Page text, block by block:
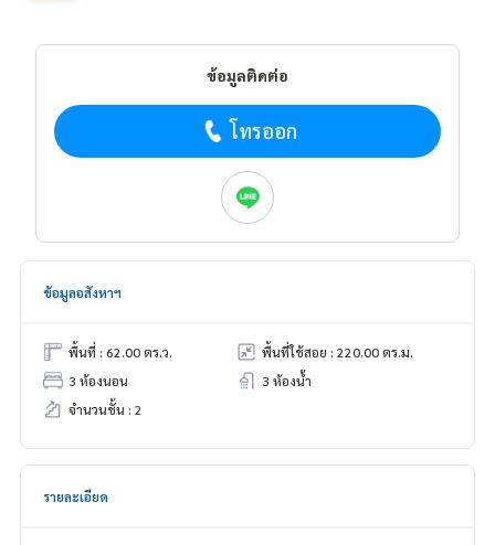
ข้อมูลติดต่อ
โทรออก
ข้อมูลอสังหาฯ
พื้นที่ : 62.00 ตร.ว.
พื้นที่ใช้สอย : 220.00 ตร.ม.
3 ห้องนอน
3 ห้องน้ำ
จำนวนชั้น : 2
รายละเอียด